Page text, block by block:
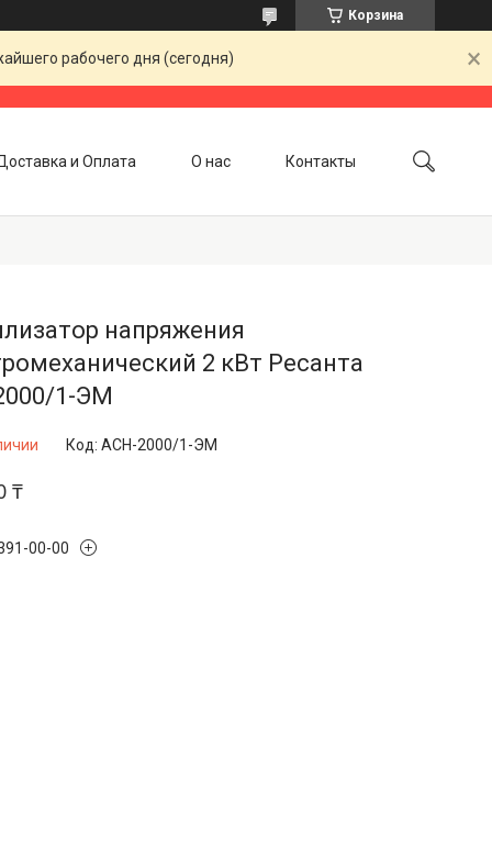
Корзина
рабочего дня (сегодня)
и Оплата О нас Контакты
напряжения
2 кВт Ресанта
1-ЭМ
Код: ACH-2000/1-ЭМ
₸
00-00